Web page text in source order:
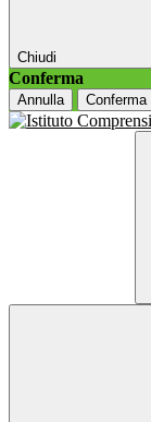
Chiudi
Conferma
Annulla Conferma